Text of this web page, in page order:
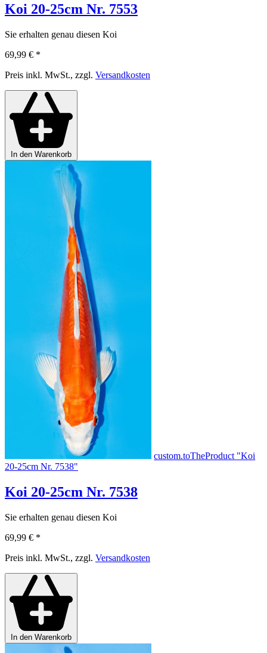
Koi 20-25cm Nr. 7553
Sie erhalten genau diesen Koi
69,99 € *
Preis inkl. MwSt., zzgl. Versandkosten
In den Warenkorb
custom.toTheProduct "Koi
20-25cm Nr. 7538"
Koi 20-25cm Nr. 7538
Sie erhalten genau diesen Koi
69,99 € *
Preis inkl. MwSt., zzgl. Versandkosten
In den Warenkorb